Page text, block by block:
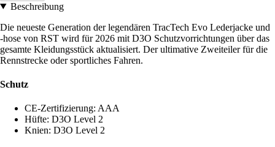
Beschreibung
Die neueste Generation der legendären TracTech Evo Lederjacke und
-hose von RST wird für 2026 mit D3O Schutzvorrichtungen über das
gesamte Kleidungsstück aktualisiert. Der ultimative Zweiteiler für die
Rennstrecke oder sportliches Fahren.
Schutz
CE-Zertifizierung: AAA
Hüfte: D3O Level 2
Knien: D3O Level 2